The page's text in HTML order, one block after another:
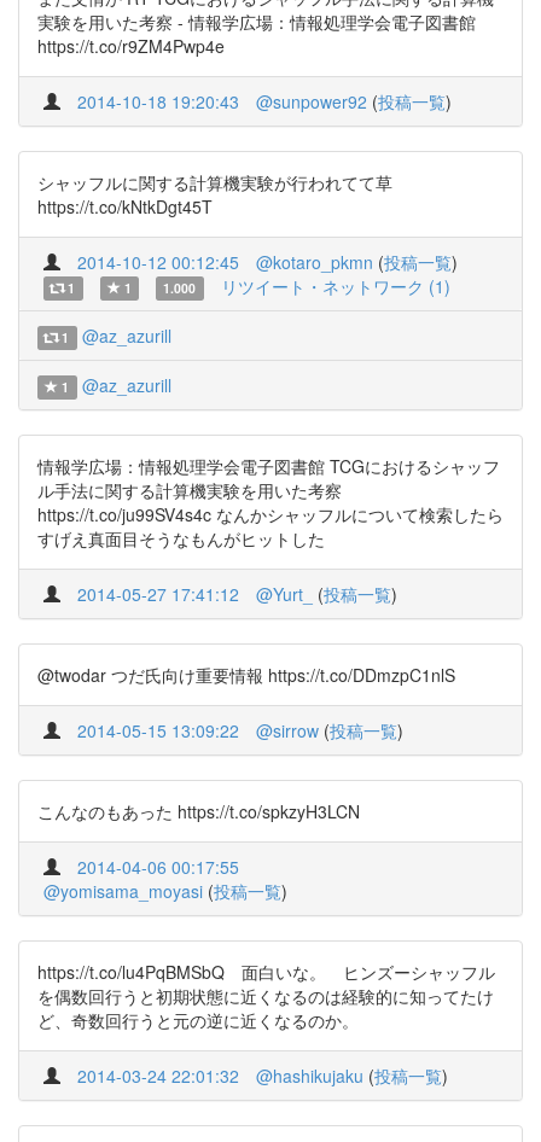
実験を用いた考察 - 情報学広場：情報処理学会電子図書館
https://t.co/r9ZM4Pwp4e
2014-10-18 19:20:43 @sunpower92 (投稿一覧)
シャッフルに関する計算機実験が行われてて草
https://t.co/kNtkDgt45T
2014-10-12 00:12:45 @kotaro_pkmn (投稿一覧)
1 1 1.000 リツイート・ネットワーク (1)
1 @az_azurill
1 @az_azurill
情報学広場：情報処理学会電子図書館 TCGにおけるシャッフ
ル手法に関する計算機実験を用いた考察
https://t.co/ju99SV4s4c なんかシャッフルについて検索したら
すげえ真面目そうなもんがヒットした
2014-05-27 17:41:12 @Yurt_ (投稿一覧)
@twodar つだ氏向け重要情報 https://t.co/DDmzpC1nlS
2014-05-15 13:09:22 @sirrow (投稿一覧)
こんなのもあった https://t.co/spkzyH3LCN
2014-04-06 00:17:55
@yomisama_moyasi (投稿一覧)
https://t.co/lu4PqBMSbQ 面白いな。 ヒンズーシャッフル
を偶数回行うと初期状態に近くなるのは経験的に知ってたけ
ど、奇数回行うと元の逆に近くなるのか。
2014-03-24 22:01:32 @hashikujaku (投稿一覧)